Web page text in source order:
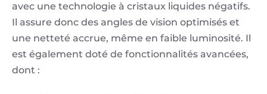
avec une technologie à cristaux liquides négatifs.
Il assure donc des angles de vision optimisés et
une netteté accrue, même en faible luminosité. Il
est également doté de fonctionnalités avancées,
dont :